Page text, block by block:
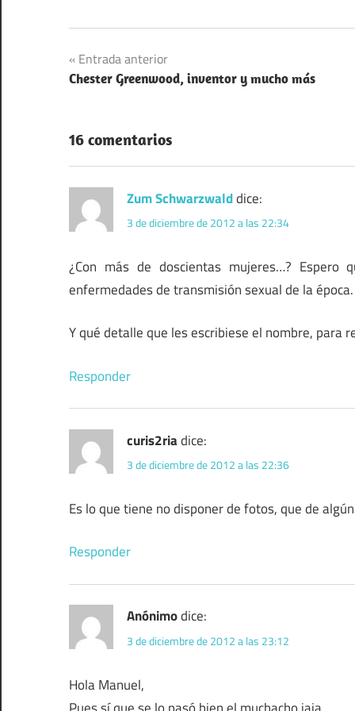
Navegación
de
Entrada anterior
Chester Greenwood, inventor y mucho más
16 comentarios
Zum Schwarzwalddice:
3 de diciembre de 2012 a las 22:34
¿Con más de doscientas mujeres…?
enfermedades de transmisión sexual de la época.
Y qué detalle que les escribiese el nombre, para
Responder
curis2riadice:
3 de diciembre de 2012 a las 22:36
Es lo que tiene no disponer de fotos, que de
Responder
Anónimodice:
3 de diciembre de 2012 a las 23:12
Hola Manuel,